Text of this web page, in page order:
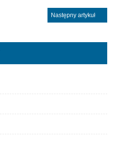
Następny artykuł